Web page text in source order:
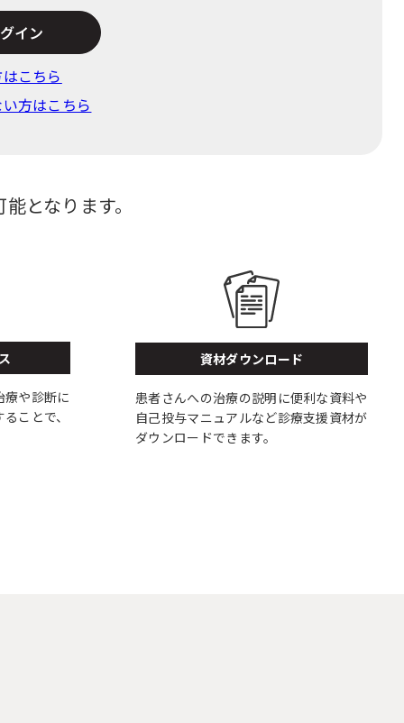
イン
こちら
方はこちら
となります。
療や診断に
ことで、
資材ダウンロード
患者さんへの治療の説明に便利な資料や
自己投与マニュアルなど診療支援資材が
ダウンロードできます。